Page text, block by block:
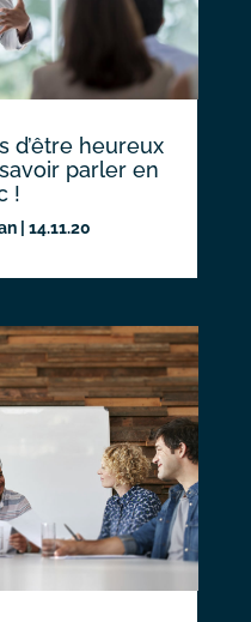
d’être heureux
parler en
!
|14.11.20